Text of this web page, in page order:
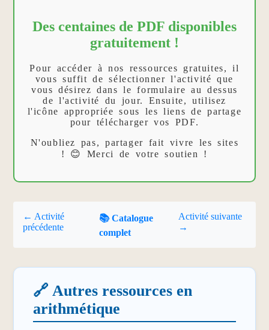
Des centaines de PDF disponibles
gratuitement !
Pour accéder à nos ressources gratuites, il
vous suffit de sélectionner l'activité que
vous désirez dans le formulaire au dessus
de l'activité du jour. Ensuite, utilisez
l'icône appropriée sous les liens de partage
pour télécharger vos PDF.
N'oubliez pas, partager fait vivre les sites
! 😊 Merci de votre soutien !
← Activité
précédente
📚 Catalogue
complet
Activité suivante
→
🔗 Autres ressources en
arithmétique